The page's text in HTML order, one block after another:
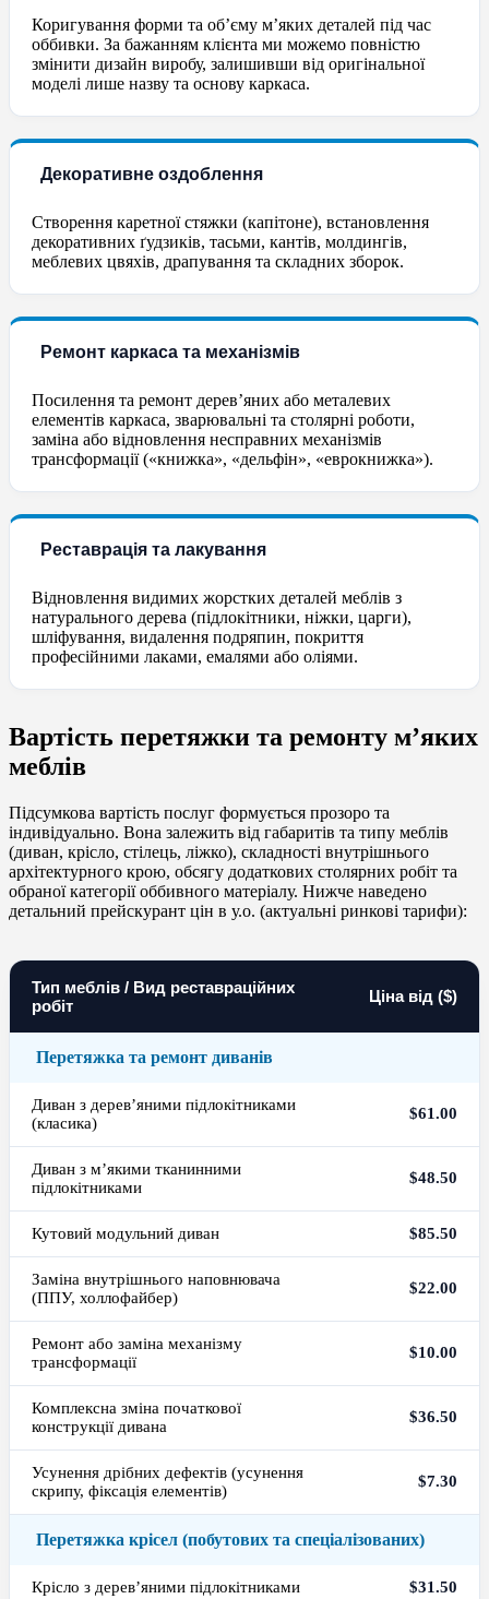
Коригування форми та об’єму м’яких деталей під час
оббивки. За бажанням клієнта ми можемо повністю
змінити дизайн виробу, залишивши від оригінальної
моделі лише назву та основу каркаса.
Декоративне оздоблення
Створення каретної стяжки (капітоне), встановлення
декоративних ґудзиків, тасьми, кантів, молдингів,
меблевих цвяхів, драпування та складних зборок.
Ремонт каркаса та механізмів
Посилення та ремонт дерев’яних або металевих
елементів каркаса, зварювальні та столярні роботи,
заміна або відновлення несправних механізмів
трансформації («книжка», «дельфін», «еврокнижка»).
Реставрація та лакування
Відновлення видимих жорстких деталей меблів з
натурального дерева (підлокітники, ніжки, царги),
шліфування, видалення подряпин, покриття
професійними лаками, емалями або оліями.
Вартість перетяжки та ремонту м’яких
меблів
Підсумкова вартість послуг формується прозоро та
індивідуально. Вона залежить від габаритів та типу меблів
(диван, крісло, стілець, ліжко), складності внутрішнього
архітектурного крою, обсягу додаткових столярних робіт та
обраної категорії оббивного матеріалу. Нижче наведено
детальний прейскурант цін в у.о. (актуальні ринкові тарифи):
Тип меблів / Вид реставраційних
робіт
Ціна від ($)
Перетяжка та ремонт диванів
Диван з дерев’яними підлокітниками
(класика)
$61.00
Диван з м’якими тканинними
підлокітниками
$48.50
Кутовий модульний диван $85.50
Заміна внутрішнього наповнювача
(ППУ, холлофайбер)
$22.00
Ремонт або заміна механізму
трансформації
$10.00
Комплексна зміна початкової
конструкції дивана
$36.50
Усунення дрібних дефектів (усунення
скрипу, фіксація елементів)
$7.30
Перетяжка крісел (побутових та спеціалізованих)
Крісло з дерев’яними підлокітниками $31.50